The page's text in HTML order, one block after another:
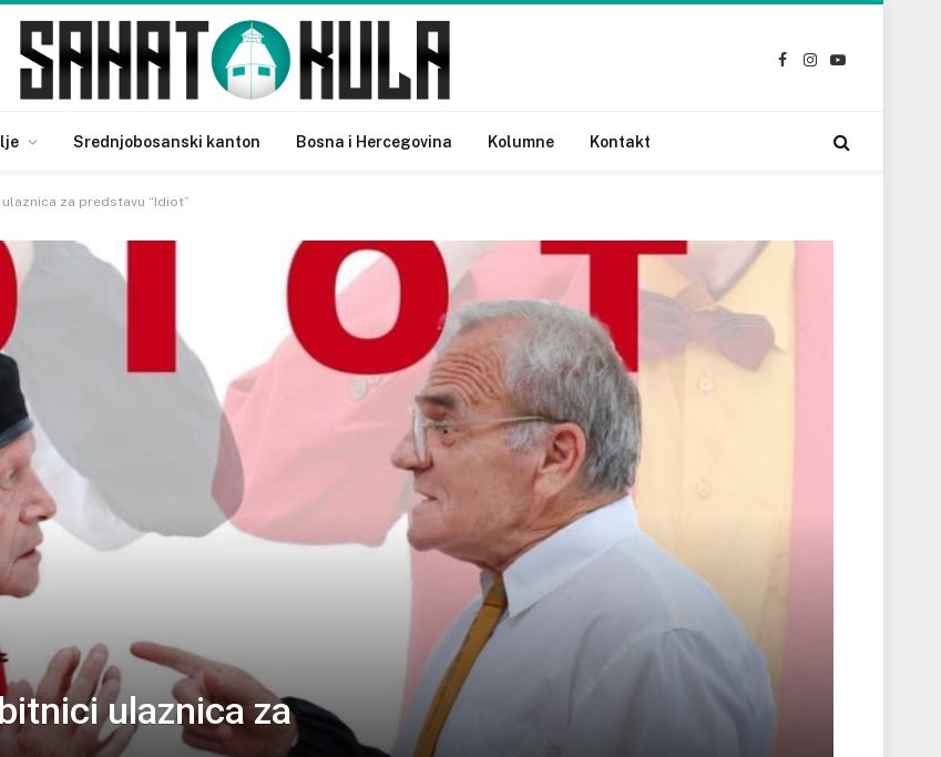
Facebook
Instagram
YouTube
Srednjobosanski kanton Bosna i Hercegovina Kolumne Kontakt
za predstavu “Idiot”
ulaznica za